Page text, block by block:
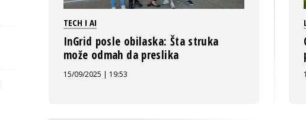
TECH I AI
InGrid posle obilaska: Šta struka
može odmah da preslika
15/09/2025 | 19:53